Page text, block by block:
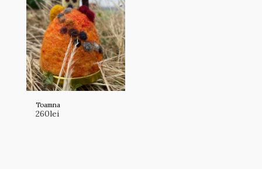
Toamna
260lei